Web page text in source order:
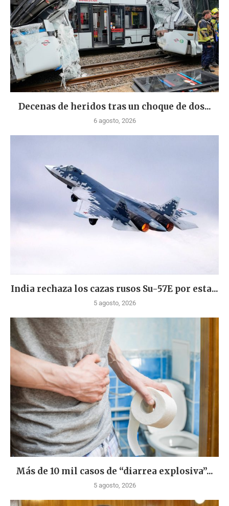
Decenas de heridos tras un choque de dos...
6 agosto, 2026
India rechaza los cazas rusos Su-57E por esta...
5 agosto, 2026
Más de 10 mil casos de “diarrea explosiva”...
5 agosto, 2026